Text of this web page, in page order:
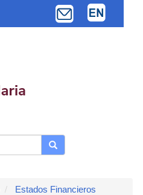
Buscar
Estados Financieros